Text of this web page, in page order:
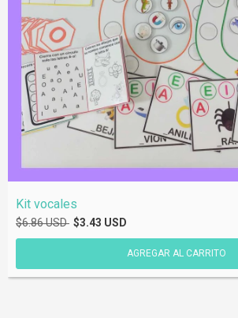
Kit vocales
$6.86 USD $3.43 USD